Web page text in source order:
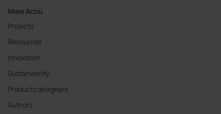
More Actiu
Projects
Resources
Innovation
Sustainability
Products designers
Authors